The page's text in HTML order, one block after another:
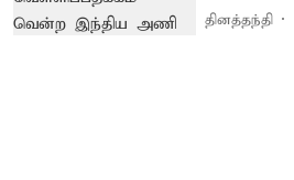
தினத்தந்தி